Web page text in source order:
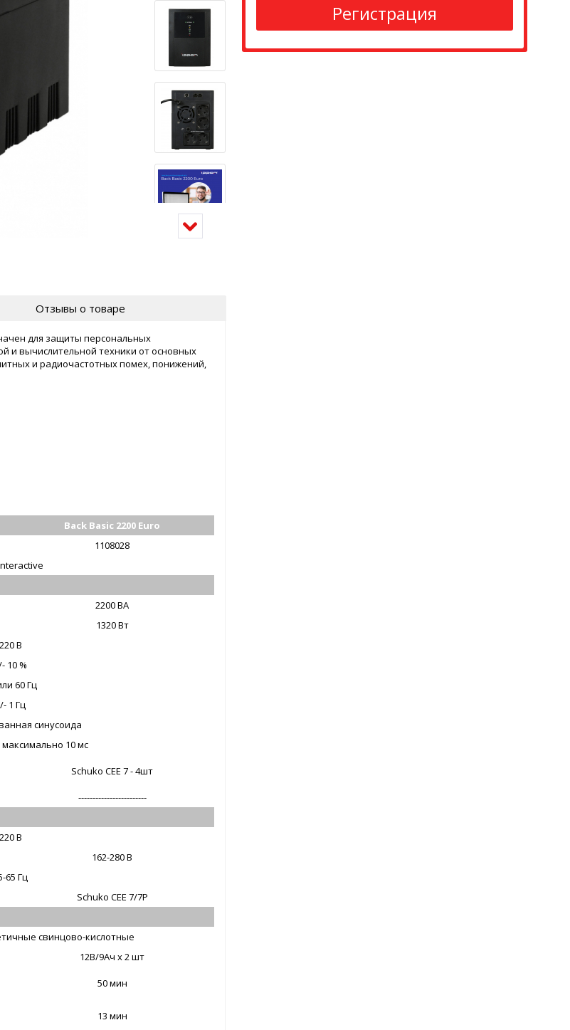
Регистрация
Отзывы о товаре
для защиты персональных
и вычислительной техники от основных
и радиочастотных помех, понижений,
Back Basic 2200 Euro
1108028
2200 ВА
1320 Вт
220 В
10 %
60 Гц
1 Гц
синусоида
10 мс
Schuko CEE 7 - 4шт
------------------------
220 В
162-280 В
65 Гц
Schuko CEE 7/7P
свинцово-кислотные
12В/9Ач х 2 шт
50 мин
13 мин